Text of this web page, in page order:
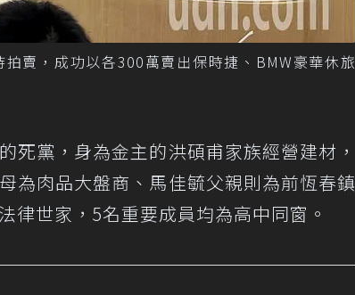
賣，成功以各300萬賣出保時捷、BMW豪華休旅
死黨，身為金主的洪碩甫家族經營建材，
為肉品大盤商、馬佳毓父親則為前恆春鎮
律世家，5名重要成員均為高中同窗。